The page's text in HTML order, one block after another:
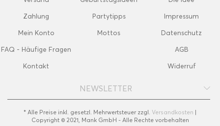
Zahlung
Mein Konto
FAQ - Häufige Fragen
Kontakt
Partytipps
Mottos
Impressum
Datenschutz
AGB
Widerruf
NEWSLETTER
* Alle Preise inkl. gesetzl. Mehrwertsteuer zzgl. Versandkosten |
Copyright © 2021, Mank GmbH - Alle Rechte vorbehalten